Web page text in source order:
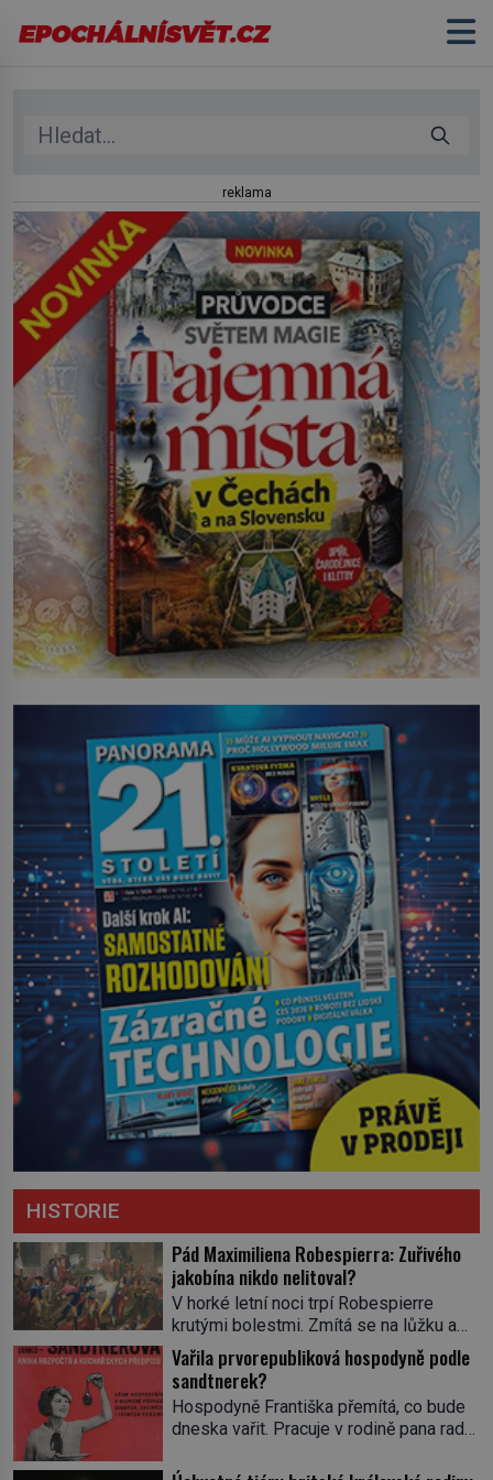
reklama
HISTORIE
Pád Maximiliena Robespierra: Zuřivého
jakobína nikdo nelitoval?
V horké letní noci trpí Robespierre
krutými bolestmi. Zmítá se na lůžku a
hlavou mu víří kolotoč myšlenek. Když
se probere z mdlob, vzpomene si na
jednu z pařížských jasnovidek, kterou
před lety navštívil. Prorokovala mu
tragický osud. Tehdy se jí vysmál.
Vařila prvorepubliková hospodyně podle
sandtnerek?
Hospodyně Františka přemítá, co bude
dneska vařit. Pracuje v rodině pana rady
rychle v jedné ze „sandtnerek“.